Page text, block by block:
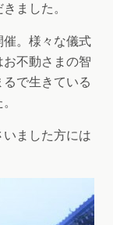
ました。
催。様々な儀式
不動さまの智
で生きている
ました方には